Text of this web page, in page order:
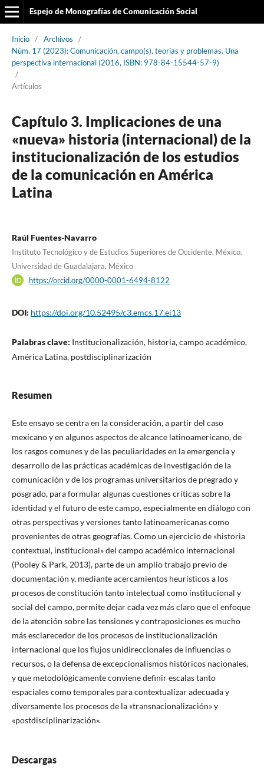
Espejo de Monografías de Comunicación Social
Inicio / Archivos
/
Núm. 17 (2023): Comunicación, campo(s), teorías y problemas. Una
perspectiva internacional (2016, ISBN: 978-84-15544-57-9)
/
Artículos
Capítulo 3. Implicaciones de una
«nueva» historia (internacional) de la
institucionalización de los estudios
de la comunicación en América
Latina
Raúl Fuentes-Navarro
Instituto Tecnológico y de Estudios Superiores de Occidente, México.
Universidad de Guadalajara, México
https://orcid.org/0000-0001-6494-8122
DOI: https://doi.org/10.52495/c3.emcs.17.ei13
Palabras clave: Institucionalización, historia, campo académico,
América Latina, postdisciplinarización
Resumen
Este ensayo se centra en la consideración, a partir del caso
mexicano y en algunos aspectos de alcance latinoamericano, de
los rasgos comunes y de las peculiaridades en la emergencia y
desarrollo de las prácticas académicas de investigación de la
comunicación y de los programas universitarios de pregrado y
posgrado, para formular algunas cuestiones críticas sobre la
identidad y el futuro de este campo, especialmente en diálogo con
otras perspectivas y versiones tanto latinoamericanas como
provenientes de otras geografías. Como un ejercicio de «historia
contextual, institucional» del campo académico internacional
(Pooley & Park, 2013), parte de un amplio trabajo previo de
documentación y, mediante acercamientos heurísticos a los
procesos de constitución tanto intelectual como institucional y
social del campo, permite dejar cada vez más claro que el enfoque
de la atención sobre las tensiones y contraposiciones es mucho
más esclarecedor de los procesos de institucionalización
internacional que los flujos unidireccionales de influencias o
recursos, o la defensa de excepcionalismos históricos nacionales,
y que metodológicamente conviene definir escalas tanto
espaciales como temporales para contextualizar adecuada y
diversamente los procesos de la «transnacionalización» y
«postdisciplinarización».
Descargas